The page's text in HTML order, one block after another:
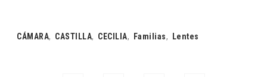
Tags:
CÁMARA, CASTILLA, CECILIA, Familias, Lentes